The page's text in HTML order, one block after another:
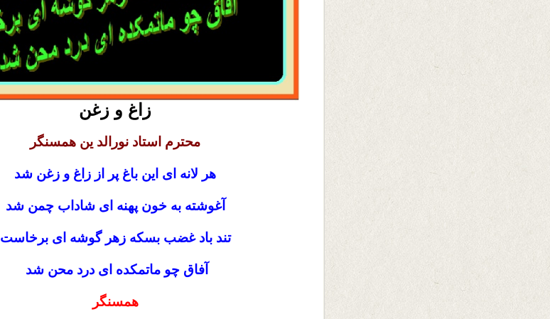
زاغ و زغن
محترم استاد نورالد ین همسنگر
هر لانه ای این باغ پر از زاغ و زغن شد
آغوشته به خون پهنه ای شاداب چمن شد
تند باد غضب بسکه زهر گوشه ای برخاست
آفاق چو ماتمکده ای درد محن شد
همسنگر